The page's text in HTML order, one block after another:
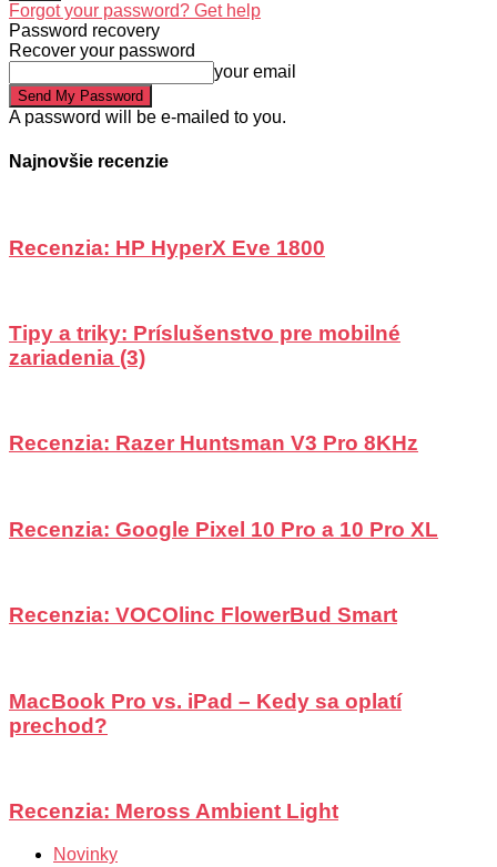
Forgot your password? Get help
Password recovery
Recover your password
your email
A password will be e-mailed to you.
Najnovšie recenzie
Recenzia: HP HyperX Eve 1800
Tipy a triky: Príslušenstvo pre mobilné
zariadenia (3)
Recenzia: Razer Huntsman V3 Pro 8KHz
Recenzia: Google Pixel 10 Pro a 10 Pro XL
Recenzia: VOCOlinc FlowerBud Smart
MacBook Pro vs. iPad – Kedy sa oplatí
prechod?
Recenzia: Meross Ambient Light
Novinky